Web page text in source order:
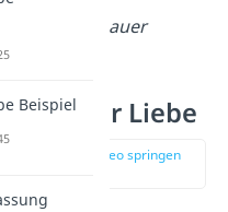
Schopenhauer
zur Liebe
zur Stelle im Video springen
Beispiel